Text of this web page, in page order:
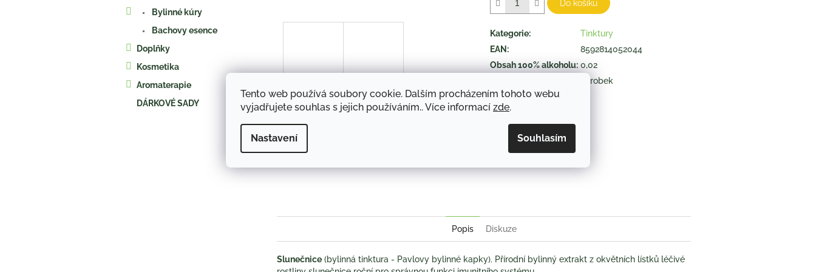
Tento web používá soubory cookie. Dalším procházením tohoto webu
vyjadřujete souhlas s jejich používáním.. Více informací zde.
Nastavení Souhlasím
Bylinné kúry
Bachovy esence
Doplňky
Kosmetika
Aromaterapie
DÁRKOVÉ SADY
hvězdiček.
Do košíku
Kategorie:
Tinktury
EAN:
8592814052044
Obsah 100% alkoholu: 0,02
výrobek
TISK ZEPTAT SE
Popis Diskuze
Slunečnice (bylinná tinktura - Pavlovy bylinné kapky). Přírodní bylinný extrakt z okvětních lístků léčivé